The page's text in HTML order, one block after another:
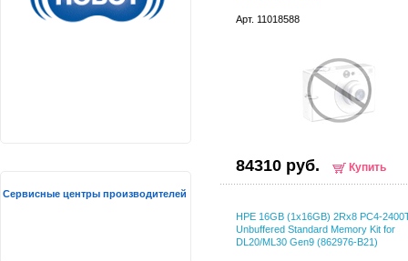
Арт. 11018588
84310 руб. Купить
HPE 16GB (1x16GB) 2Rx8 PC4-
Unbuffered Standard Memory Kit for
DL20/ML30 Gen9 (862976-B21)
Сервисные центры производителей